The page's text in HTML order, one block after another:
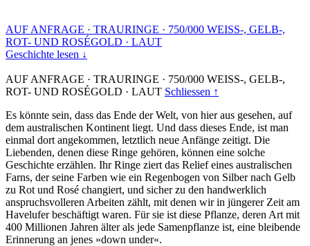
AUF ANFRAGE · TRAURINGE · 750/000 WEISS-, GELB-,
ROT- UND ROSÉGOLD · LAUT
Geschichte lesen ↓
AUF ANFRAGE · TRAURINGE · 750/000 WEISS-, GELB-,
ROT- UND ROSÉGOLD · LAUT Schliessen ↑
Es könnte sein, dass das Ende der Welt, von hier aus gesehen, auf
dem australischen Kontinent liegt. Und dass dieses Ende, ist man
einmal dort angekommen, letztlich neue Anfänge zeitigt. Die
Liebenden, denen diese Ringe gehören, können eine solche
Geschichte erzählen. Ihr Ringe ziert das Relief eines australischen
Farns, der seine Farben wie ein Regenbogen von Silber nach Gelb
zu Rot und Rosé changiert, und sicher zu den handwerklich
anspruchsvolleren Arbeiten zählt, mit denen wir in jüngerer Zeit am
Havelufer beschäftigt waren. Für sie ist diese Pflanze, deren Art mit
400 Millionen Jahren älter als jede Samenpflanze ist, eine bleibende
Erinnerung an jenes »down under«.